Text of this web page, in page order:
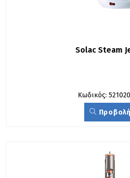
Solac Steam
Κωδικός:
Προβολή